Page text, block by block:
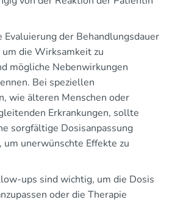
Evaluierung der Behandlungsdauer
die Wirksamkeit zu
mögliche Nebenwirkungen
Bei speziellen
wie älteren Menschen oder
Erkrankungen, sollte
sorgfältige Dosisanpassung
unerwünschte Effekte zu
ups sind wichtig, um die Dosis
oder die Therapie